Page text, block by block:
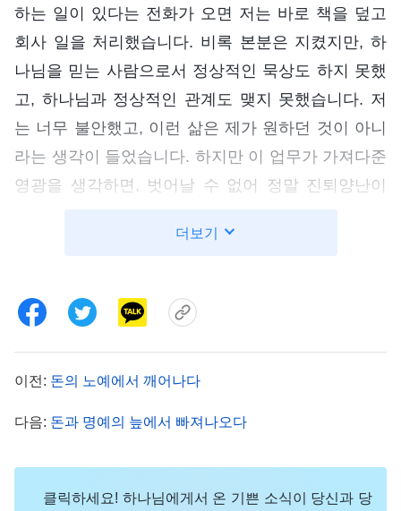
하는 일이 있다는 전화가 오면 저는 바로 책을 덮고
회사 일을 처리했습니다. 비록 본분은 지켰지만, 하
나님을 믿는 사람으로서 정상적인 묵상도 하지 못했
고, 하나님과 정상적인 관계도 맺지 못했습니다. 저
는 너무 불안했고, 이런 삶은 제가 원하던 것이 아니
라는 생각이 들었습니다. 하지만 이 업무가 가져다준
영광을 생각하면, 벗어날 수 없어 정말 진퇴양난이
진시켜 모든 차량 운송 결산 업무를 맡겼습니다. 해
에 앉았다는 건 내 차 마련과 내 집 마련에 가까워지
따라오는 혜택은 더 말할 것도 없었습니다. 회사부터
더보기
이전: 돈의 노예에서 깨어나다
다음: 돈과 명예의 늪에서 빠져나오다
클릭하세요! 하나님에게서 온 기쁜 소식이 당신과 당